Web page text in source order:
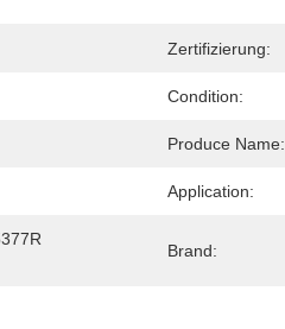
Zertifizierung:
Condition:
Produce Name:
Application:
Brand: